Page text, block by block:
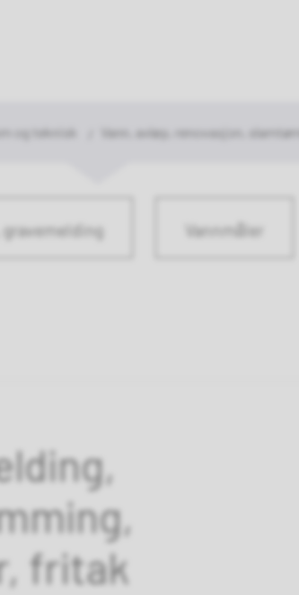
og teknisk Vann, avløp, renovasjon,
Vannmåler
fritak